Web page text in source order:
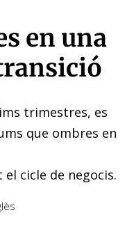
en una
trimestres, es
que ombres en
cicle de negocis.